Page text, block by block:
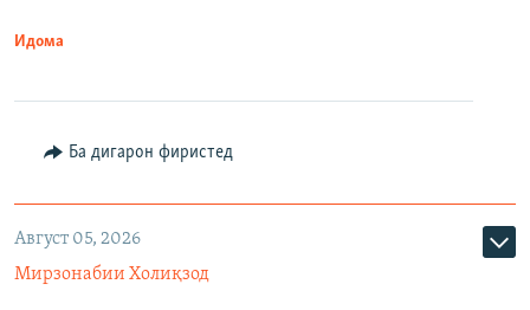
Идома
Ба дигарон фиристед
Август 05, 2026
Мирзонабии Холиқзод